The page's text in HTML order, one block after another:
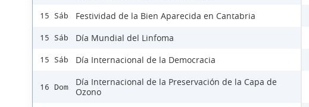
15 Sáb Festividad de la Bien Aparecida en Cantabria
15 Sáb Día Mundial del Linfoma
15 Sáb Día Internacional de la Democracia
16 Dom
Día Internacional de la Preservación de la Capa de
Ozono